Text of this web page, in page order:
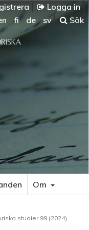
Logga in
fi de sv Sök
Om
studier 99 (2024)